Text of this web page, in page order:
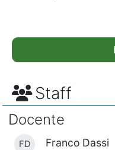
Staff
Docente
FD Franco Dassi